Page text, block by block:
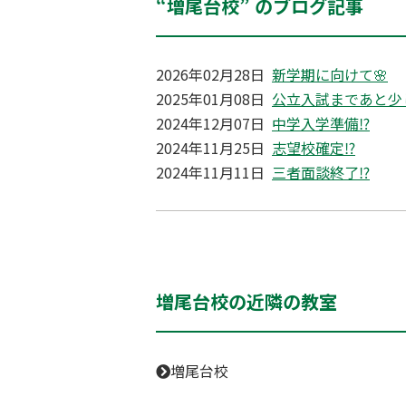
“増尾台校” のブログ記事
2026年02月28日 新学期に向けて🌸
2025年01月08日 公立入試まであと
2024年12月07日 中学入学準備⁉
2024年11月25日 志望校確定⁉
2024年11月11日 三者面談終了⁉
増尾台校の近隣の教室
増尾台校